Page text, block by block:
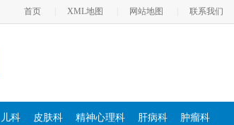
联系我们
网站地图
XML地图
首页
儿科 皮肤科 精神心理科 肝病科
肿瘤科